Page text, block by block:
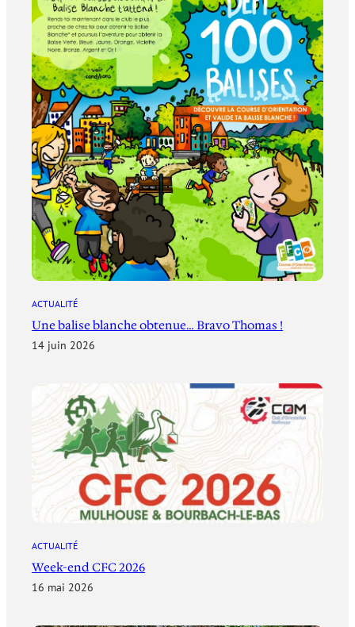
ACTUALITÉ
Une balise blanche obtenue… Bravo Thomas !
14 juin 2026
ACTUALITÉ
Week-end CFC 2026
16 mai 2026